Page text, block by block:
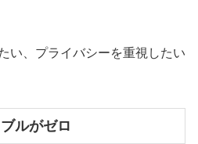
い、プライバシーを重視したい
ルがゼロ